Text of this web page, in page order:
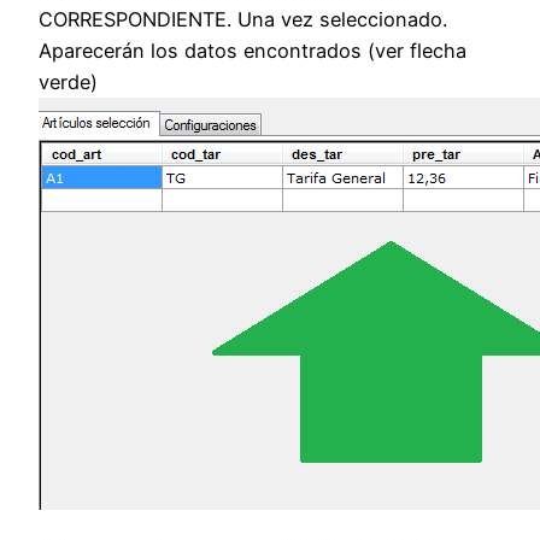
CORRESPONDIENTE. Una vez seleccionado.
Aparecerán los datos encontrados (ver flecha
verde)